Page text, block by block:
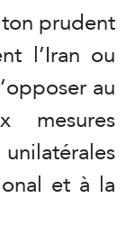
prudent
l’Iran ou
au
mesures
et à la